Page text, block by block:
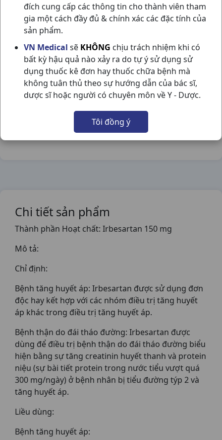
đích cung cấp các thông tin cho thành viên tham
gia một cách đầy đủ & chính xác các đặc tính của
sản phẩm.
VN Medical sẽ KHÔNG chịu trách nhiệm khi có
bất kỳ hậu quả nào xảy ra do tự ý sử dụng sử
dụng thuốc kê đơn hay thuốc chữa bệnh mà
không tuân thủ theo sự hướng dẫn của bác sĩ,
dược sĩ hoặc người có chuyên môn về Y - Dược.
Tôi đồng ý
IRBESARTAN 150 H28V STELLAPHARM
NSX:Stellapharm
Nhóm hàng:Tim Mạch - Lợi Tiểu- Nội Tiết,
Chia sẻ qua mạng xã hội:
Chi tiết sản phẩm
Thành phần Hoạt chất: Irbesartan 150 mg
Mô tả:
Chỉ định:
Bệnh tăng huyết áp: Irbesartan được sử dụng đơn
độc hay kết hợp với các nhóm điều trị tăng huyết
áp khác trong điều trị tăng huyết áp.
Bệnh thận do đái tháo đường: Irbesartan được
dùng để điều trị bệnh thận do đái tháo đường biểu
hiện bằng sự tăng creatinin huyết thanh và protein
niệu (sự bài tiết protein trong nước tiểu vượt quá
300 mg/ngày) ở bệnh nhân bị tiểu đường týp 2 và
tăng huyết áp.
Liều dùng:
Bệnh tăng huyết áp: